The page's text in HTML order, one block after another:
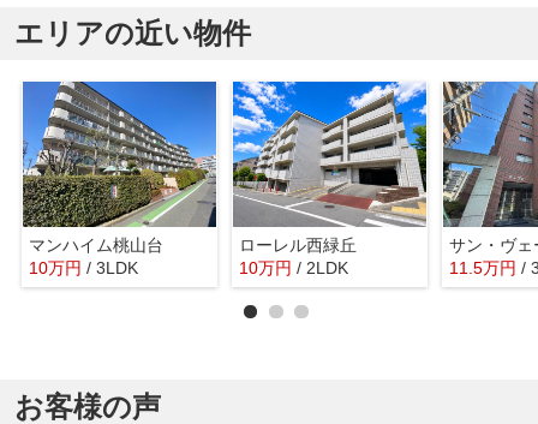
エリアの近い物件
マンハイム桃山台
10万円 / 3LDK
ローレル西緑丘
10万円 / 2LDK
サン・ヴェ
11.5万円 /
お客様の声